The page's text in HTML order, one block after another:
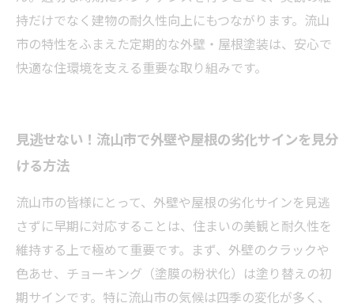
持だけでなく建物の耐久性向上にもつながります。流山
市の特性をふまえた定期的な外壁・屋根塗装は、安心で
快適な住環境を支える重要な取り組みです。
見逃せない！流山市で外壁や屋根の劣化サインを見分
ける方法
流山市の皆様にとって、外壁や屋根の劣化サインを見逃
さずに早期に対応することは、住まいの美観と耐久性を
維持する上で極めて重要です。まず、外壁のクラックや
色あせ、チョーキング（塗膜の粉状化）は塗り替えの初
期サインです。特に流山市の気候は四季の変化が多く、